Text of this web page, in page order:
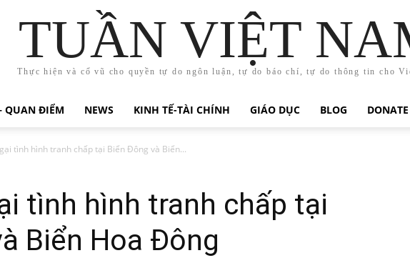
TUẦN VIỆT
Thực hiện và cổ vũ cho quyền tự do ngôn luận, tự do báo chí, tự do thông tin cho
QUAN ĐIỂM NEWS KINH TẾ-TÀI CHÍNH GIÁO DỤC BLOG
tình hình tranh chấp tại Biển Đông và Biển...
tình hình tranh chấp tại
Biển Hoa Đông